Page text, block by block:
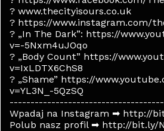
? www.thecityisours.co.uk
? https://www.instagram.com/
? „In The Dark”: https://
v=-5Nxm4uJOqo
? „Body Count” https://
v=IxLDTX6ChS8
? „Shame” https://
v=YL3N_-5QzSQ
Wpadaj na Instagram ➡ http://
Polub nasz profil ➡ http://bit.ly/